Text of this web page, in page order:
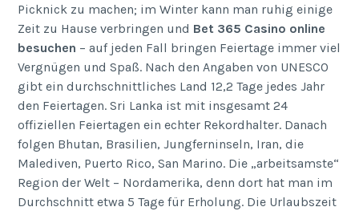
Picknick zu machen; im Winter kann man ruhig einige
Zeit zu Hause verbringen und Bet 365 Casino online
besuchen – auf jeden Fall bringen Feiertage immer viel
Vergnügen und Spaß. Nach den Angaben von UNESCO
gibt ein durchschnittliches Land 12,2 Tage jedes Jahr
den Feiertagen. Sri Lanka ist mit insgesamt 24
offiziellen Feiertagen ein echter Rekordhalter. Danach
folgen Bhutan, Brasilien, Jungferninseln, Iran, die
Malediven, Puerto Rico, San Marino. Die „arbeitsamste“
Region der Welt – Nordamerika, denn dort hat man im
Durchschnitt etwa 5 Tage für Erholung. Die Urlaubszeit